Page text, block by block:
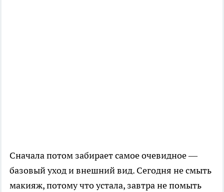
Сначала потом забирает самое очевидное —
базовый уход и внешний вид. Сегодня не смыть
макияж, потому что устала, завтра не помыть